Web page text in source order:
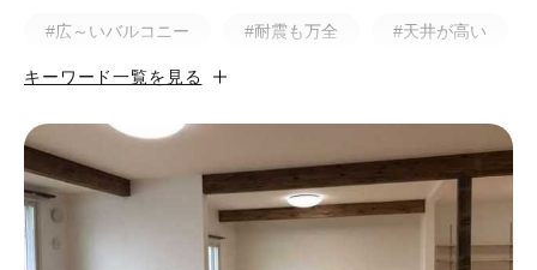
#広～いバルコニー #耐震も万全 #天井が高い
#カフェ風 #昭和レトロ
#ナチュラル
#アンティーク調 #ハンモック
#コンクリート壁 #土間あり
キーワード一覧を見る